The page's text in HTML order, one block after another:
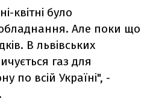
квітні було
Але поки що
В львівських
газ для
по всій Україні", -